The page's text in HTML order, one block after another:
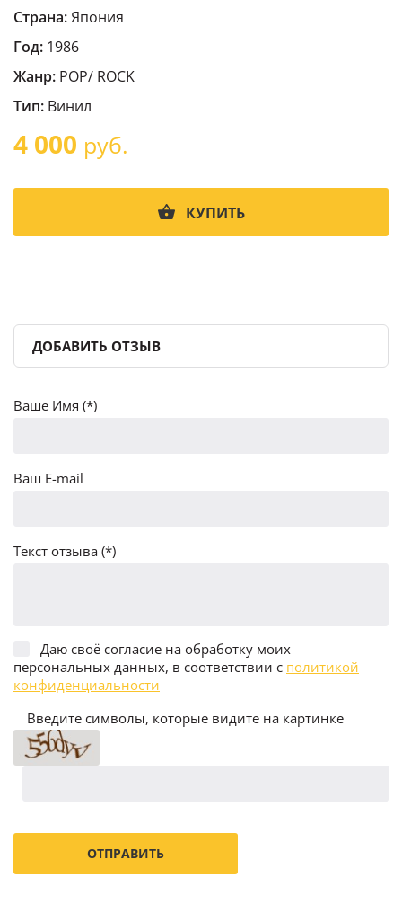
Страна:Япония
Год: 1986
Жанр: POP/ ROCK
Тип: Винил
4 000 руб.
КУПИТЬ
ДОБАВИТЬ ОТЗЫВ
Ваше Имя (*)
Ваш E-mail
Текст отзыва (*)
Даю своё согласие на обработку моих
персональных данных, в соответствии с политикой
конфиденциальности
Введите символы, которые видите на картинке